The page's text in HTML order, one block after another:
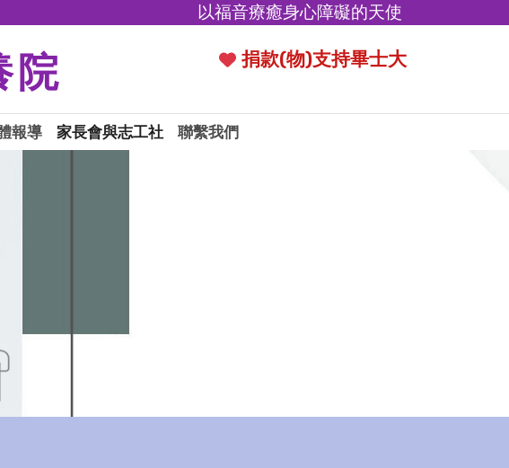
以福音療癒身心障礙的天使
院 捐款(物)支持畢士大
報導 家長會與志工社 聯繫我們